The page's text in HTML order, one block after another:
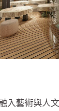
入藝術與人